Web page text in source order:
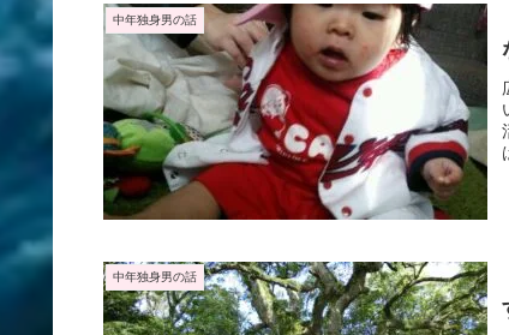
中年独身男の話
中年独身男の話